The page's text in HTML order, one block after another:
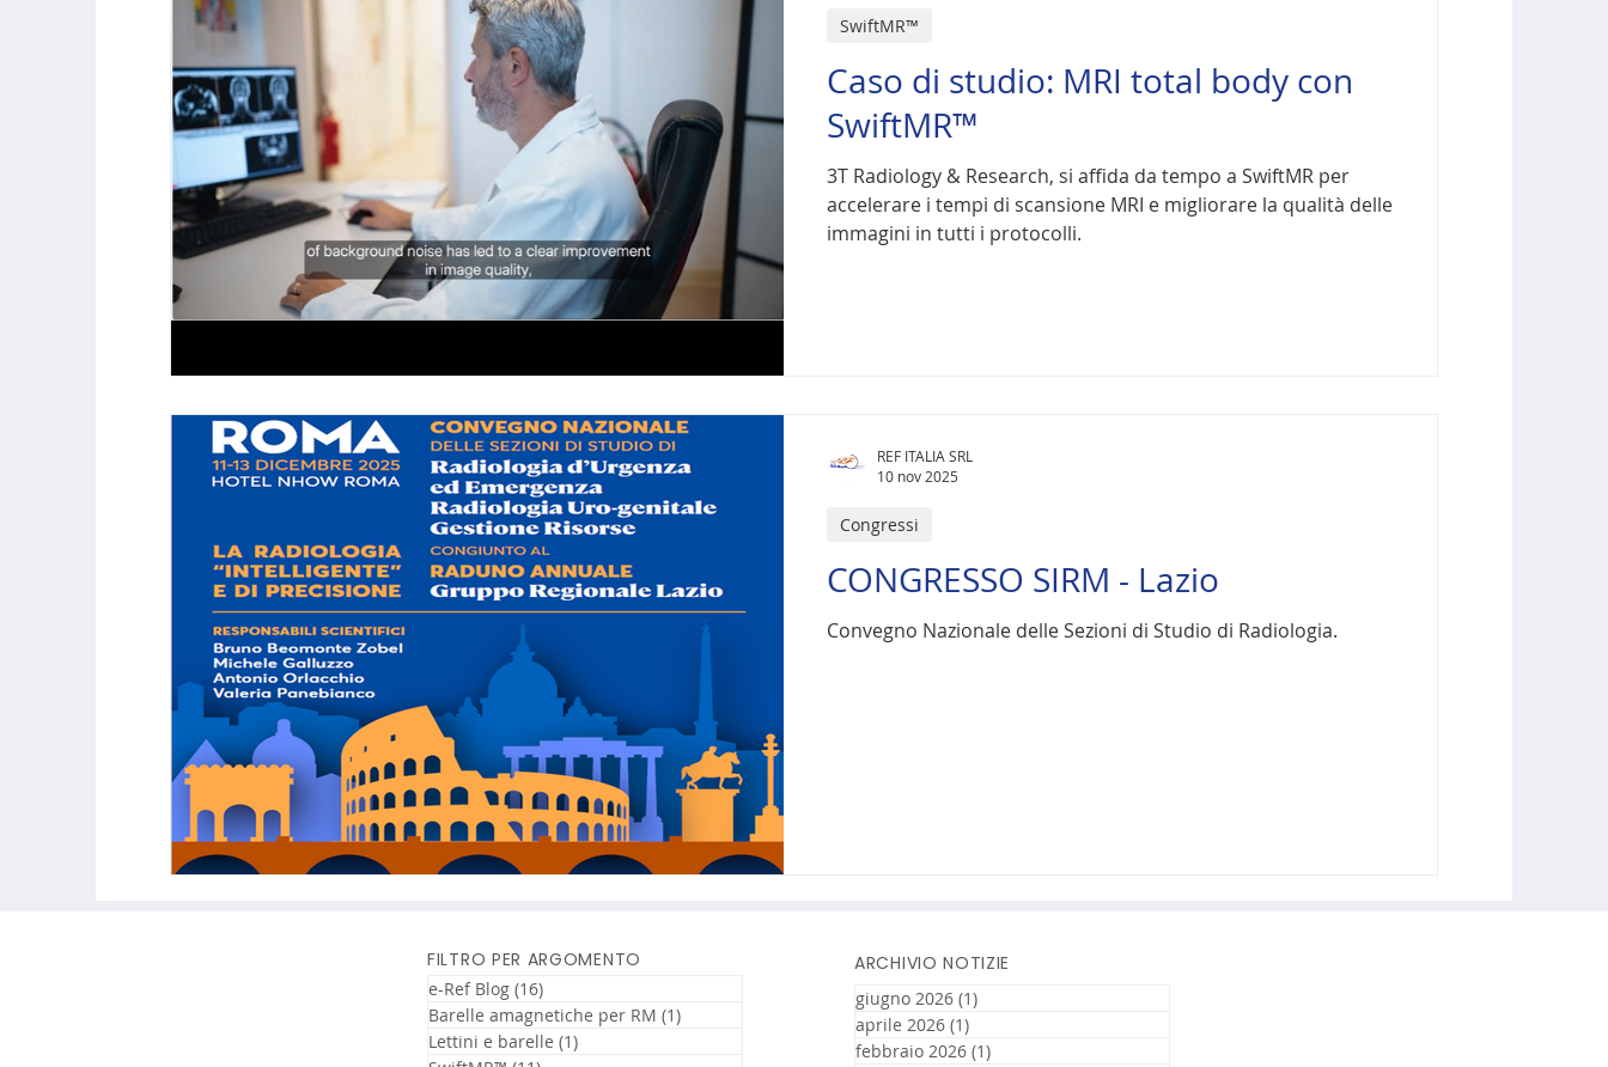
Caso di studio: MRI total body con
SwiftMR™
3T Radiology & Research, si affida da tempo a SwiftMR per
accelerare i tempi di scansione MRI e migliorare la qualità delle
immagini in tutti i protocolli.
SwiftMR™
CONGRESSO SIRM - Lazio
Convegno Nazionale delle Sezioni di Studio di Radiologia.
Congressi
REF ITALIA SRL
10 nov 2025
FILTRO PER ARGOMENTO
e-Ref Blog (16)
Barelle amagnetiche per RM (1)
Lettini e barelle (1)
ARCHIVIO NOTIZIE
giugno 2026 (1)
aprile 2026 (1)
febbraio 2026 (1)